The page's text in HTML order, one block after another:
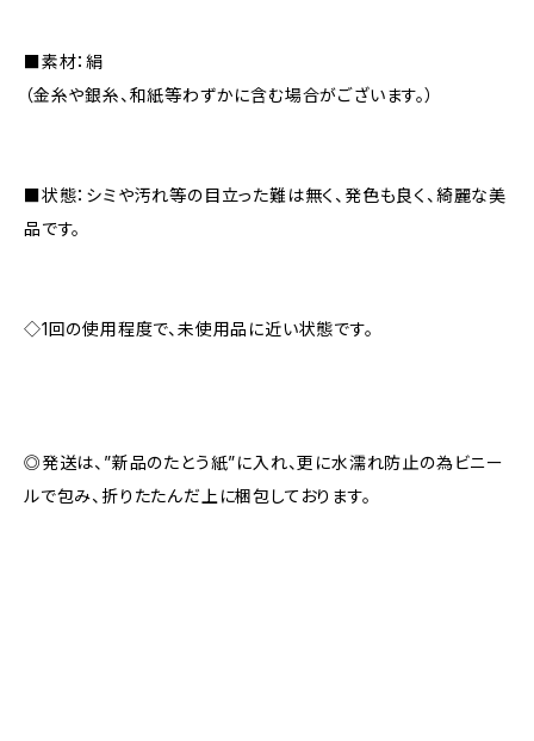
■素材：絹
（金糸や銀糸、和紙等わずかに含む場合がございます。）
■状態：シミや汚れ等の目立った難は無く、発色も良く、綺麗な美
品です。
◇1回の使用程度で、未使用品に近い状態です。
◎発送は、”新品のたとう紙”に入れ、更に水濡れ防止の為ビニー
ルで包み、折りたたんだ上に梱包しております。